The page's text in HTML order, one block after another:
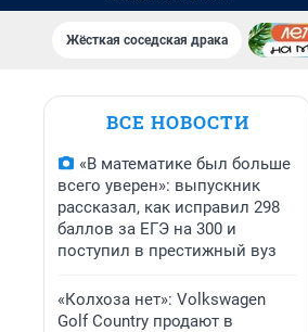
Жёсткая соседская драка
ВСЕ НОВОСТИ
«В математике был больше
всего уверен»: выпускник
рассказал, как исправил 298
баллов за ЕГЭ на 300 и
поступил в престижный вуз
«Колхоза нет»: Volkswagen
Golf Сountry продают в